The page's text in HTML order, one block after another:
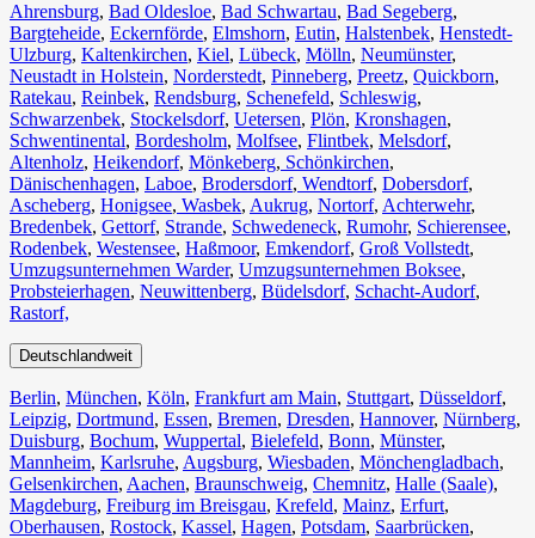
Ahrensburg, Bad Oldesloe, Bad Schwartau, Bad Segeberg,
Bargteheide, Eckernförde, Elmshorn, Eutin, Halstenbek, Henstedt-
Ulzburg, Kaltenkirchen, Kiel, Lübeck, Mölln, Neumünster,
Neustadt in Holstein, Norderstedt, Pinneberg, Preetz, Quickborn,
Ratekau, Reinbek, Rendsburg, Schenefeld, Schleswig,
Schwarzenbek, Stockelsdorf, Uetersen, Plön, Kronshagen,
Schwentinental, Bordesholm, Molfsee, Flintbek, Melsdorf,
Altenholz, Heikendorf, Mönkeberg, Schönkirchen,
Dänischenhagen, Laboe, Brodersdorf, Wendtorf, Dobersdorf,
Ascheberg, Honigsee, Wasbek, Aukrug, Nortorf, Achterwehr,
Bredenbek, Gettorf, Strande, Schwedeneck, Rumohr, Schierensee,
Rodenbek, Westensee, Haßmoor, Emkendorf, Groß Vollstedt,
Umzugsunternehmen Warder, Umzugsunternehmen Boksee,
Probsteierhagen, Neuwittenberg, Büdelsdorf, Schacht-Audorf,
Rastorf,
Deutschlandweit
Berlin⁠, München, Köln⁠, Frankfurt am Main, Stuttgart, Düsseldorf,
Leipzig, Dortmund, Essen, Bremen, Dresden, Hannover, Nürnberg,
Duisburg⁠, Bochum, Wuppertal⁠, Bielefeld⁠, Bonn⁠, Münster⁠,
Mannheim, Karlsruhe, Augsburg, Wiesbaden⁠, Mönchengladbach⁠,
Gelsenkirchen⁠, Aachen⁠, Braunschweig, Chemnitz⁠, Halle (Saale)⁠,
Magdeburg, Freiburg im Breisgau⁠, Krefeld⁠, Mainz⁠, Erfurt,
Oberhausen⁠, Rostock⁠, Kassel⁠, Hagen, Potsdam, Saarbrücken⁠,